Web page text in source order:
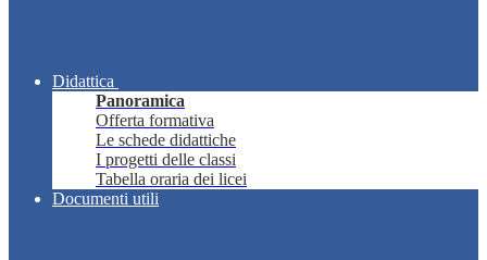
Didattica
Panoramica
Offerta formativa
Le schede didattiche
I progetti delle classi
Tabella oraria dei licei
Documenti utili